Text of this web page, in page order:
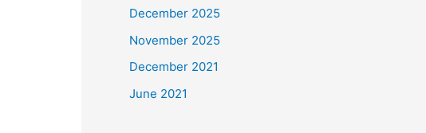
December 2025
November 2025
December 2021
June 2021